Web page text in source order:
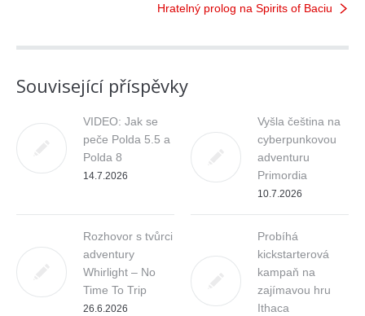
Hratelný prolog na Spirits of Baciu
Související příspěvky
VIDEO: Jak se
peče Polda 5.5 a
Polda 8
14.7.2026
Vyšla čeština na
cyberpunkovou
adventuru
Primordia
10.7.2026
Rozhovor s tvůrci
adventury
Whirlight – No
Time To Trip
26.6.2026
Probíhá
kickstarterová
kampaň na
zajímavou hru
Ithaca